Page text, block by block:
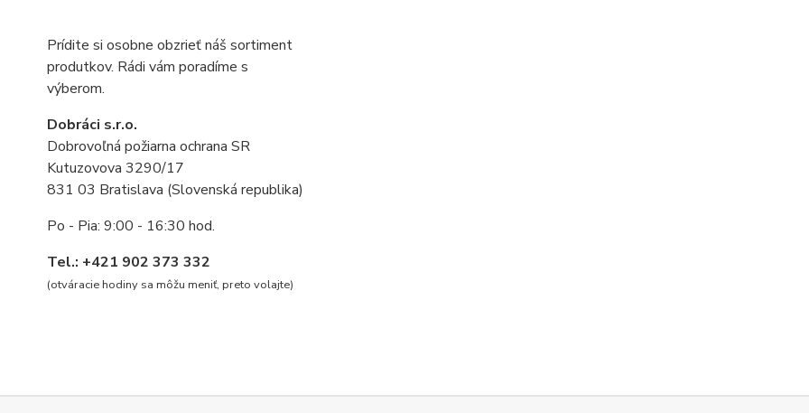
Prídite si osobne obzrieť náš sortiment
produtkov. Rádi vám poradíme s
výberom.
Dobráci s.r.o.
Dobrovoľná požiarna ochrana SR
Kutuzovova 3290/17
831 03 Bratislava (Slovenská republika)
Po - Pia: 9:00 - 16:30 hod.
Tel.: +421 902 373 332
(otváracie hodiny sa môžu meniť, preto volajte)